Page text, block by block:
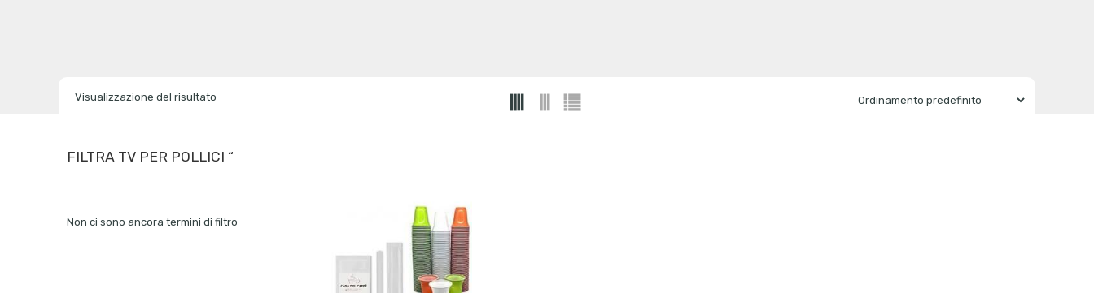
Visualizzazione del risultato
FILTRA TV PER POLLICI “
Non ci sono ancora termini di filtro